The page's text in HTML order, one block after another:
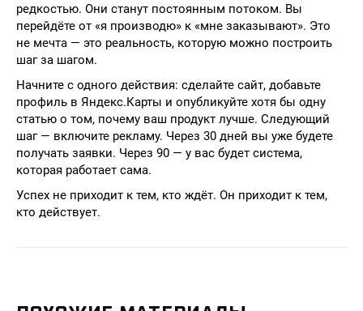
редкостью. Они станут постоянным потоком. Вы
перейдёте от «я производю» к «мне заказывают». Это
не мечта — это реальность, которую можно построить
шаг за шагом.
Начните с одного действия: сделайте сайт, добавьте
профиль в Яндекс.Карты и опубликуйте хотя бы одну
статью о том, почему ваш продукт лучше. Следующий
шаг — включите рекламу. Через 30 дней вы уже будете
получать заявки. Через 90 — у вас будет система,
которая работает сама.
Успех не приходит к тем, кто ждёт. Он приходит к тем,
кто действует.